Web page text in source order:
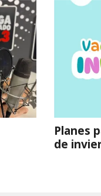
Planes
de